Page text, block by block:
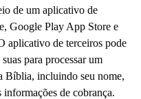
de um aplicativo de
Google Play App Store e
aplicativo de terceiros pode
para processar um
Bíblia, incluindo seu nome,
informações de cobrança.